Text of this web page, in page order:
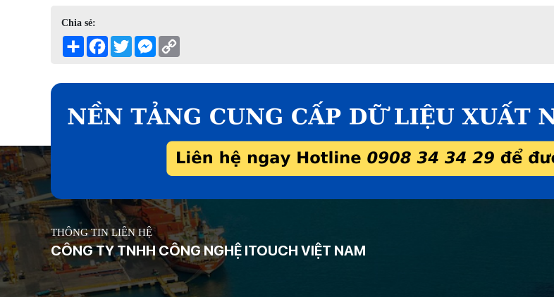
Chia sẻ:
Share FacebookTwitterMessenger
THÔNG TIN LIÊN HỆ
CÔNG TY TNHH CÔNG NGHỆ ITOUCH VIỆT NAM